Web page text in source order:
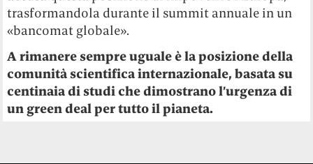
trasformandola durante il summit annuale in un
«bancomat globale».
A rimanere sempre uguale è la posizione della
comunità scientifica internazionale, basata su
centinaia di studi che dimostrano l’urgenza di
un green deal per tutto il pianeta.